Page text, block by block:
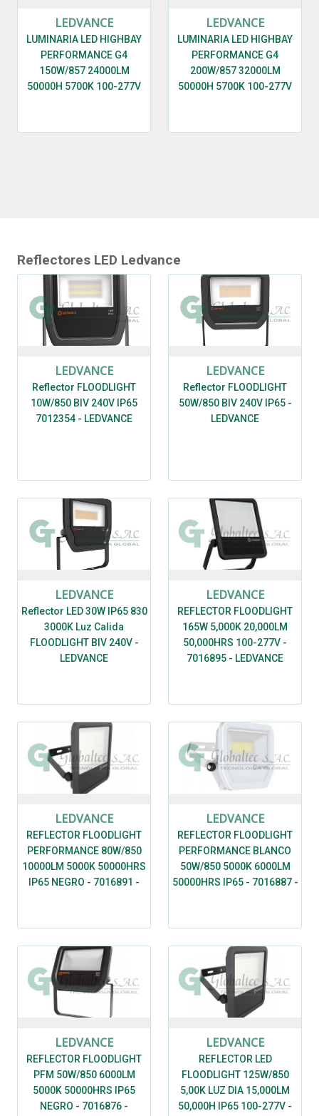
LEDVANCE
LUMINARIA LED HIGHBAY
PERFORMANCE G4
150W/857 24000LM
50000H 5700K 100-277V
LEDVANCE
LUMINARIA LED HIGHBAY
PERFORMANCE G4
200W/857 32000LM
50000H 5700K 100-277V
Reflectores LED Ledvance
LEDVANCE
Reflector FLOODLIGHT
10W/850 BIV 240V IP65
7012354 - LEDVANCE
LEDVANCE
Reflector FLOODLIGHT
50W/850 BIV 240V IP65 -
LEDVANCE
LEDVANCE
Reflector LED 30W IP65 830
3000K Luz Calida
FLOODLIGHT BIV 240V -
LEDVANCE
LEDVANCE
REFLECTOR FLOODLIGHT
165W 5,000K 20,000LM
50,000HRS 100-277V -
7016895 - LEDVANCE
LEDVANCE
REFLECTOR FLOODLIGHT
PERFORMANCE 80W/850
10000LM 5000K 50000HRS
IP65 NEGRO - 7016891 -
LEDVANCE
REFLECTOR FLOODLIGHT
PERFORMANCE BLANCO
50W/850 5000K 6000LM
50000HRS IP65 - 7016887 -
LEDVANCE
REFLECTOR FLOODLIGHT
PFM 50W/850 6000LM
5000K 50000HRS IP65
NEGRO - 7016876 -
LEDVANCE
REFLECTOR LED
FLOODLIGHT 125W/850
5,00K LUZ DIA 15,000LM
50,000H IP65 100-277V -